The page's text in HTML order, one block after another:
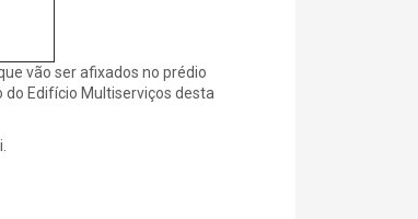
vão ser afixados no prédio
Edifício Multiserviços desta